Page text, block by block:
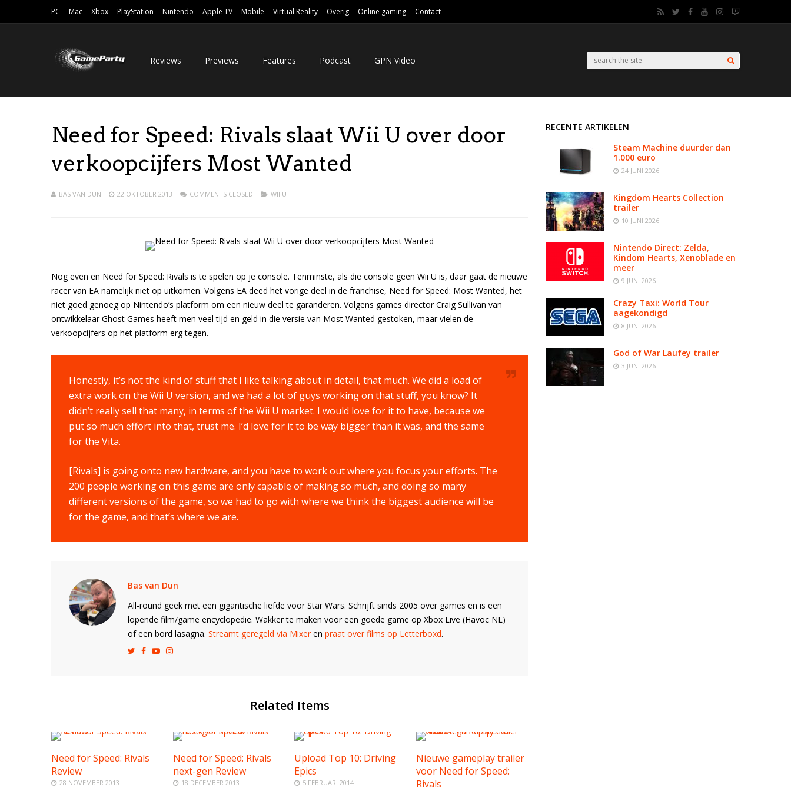
PC Mac Xbox PlayStation Nintendo Apple TV Mobile Virtual Reality Overig Online gaming Contact
Reviews Previews Features Podcast GPN Video
Need for Speed: Rivals slaat Wii U over door
verkoopcijfers Most Wanted
BAS VAN DUN 22 OKTOBER 2013 COMMENTS CLOSED WII U
Nog even en Need for Speed: Rivals is te spelen op je console. Tenminste, als die console geen Wii U is, daar gaat de nieuwe
racer van EA namelijk niet op uitkomen. Volgens EA deed het vorige deel in de franchise, Need for Speed: Most Wanted, het
niet goed genoeg op Nintendo’s platform om een nieuw deel te garanderen. Volgens games director Craig Sullivan van
ontwikkelaar Ghost Games heeft men veel tijd en geld in die versie van Most Wanted gestoken, maar vielen de
verkoopcijfers op het platform erg tegen.
Honestly, it’s not the kind of stuff that I like talking about in detail, that much. We did a load of
extra work on the Wii U version, and we had a lot of guys working on that stuff, you know? It
didn’t really sell that many, in terms of the Wii U market. I would love for it to have, because we
put so much effort into that, trust me. I’d love for it to be way bigger than it was, and the same
for the Vita.
[Rivals] is going onto new hardware, and you have to work out where you focus your efforts. The
200 people working on this game are only capable of making so much, and doing so many
different versions of the game, so we had to go with where we think the biggest audience will be
for the game, and that’s where we are.
Bas van Dun
All-round geek met een gigantische liefde voor Star Wars. Schrijft sinds 2005 over games en is een
lopende film/game encyclopedie. Wakker te maken voor een goede game op Xbox Live (Havoc NL)
of een bord lasagna. Streamt geregeld via Mixeren praat over films op Letterboxd.
Related Items
Need for Speed: Rivals
Review
28 NOVEMBER 2013
Need for Speed: Rivals
next-gen Review
18 DECEMBER 2013
Upload Top 10: Driving
Epics
5 FEBRUARI 2014
Nieuwe gameplay trailer
voor Need for Speed:
Rivals
RECENTE ARTIKELEN
Steam Machine duurder dan
1.000 euro
24 JUNI 2026
Kingdom Hearts Collection
trailer
10 JUNI 2026
Nintendo Direct: Zelda,
Kindom Hearts, Xenoblade en
meer
9 JUNI 2026
Crazy Taxi: World Tour
aagekondigd
8 JUNI 2026
God of War Laufey trailer
3 JUNI 2026